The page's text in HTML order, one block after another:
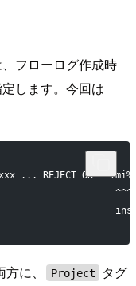
フローログ作成時
します。今回は
... REJECT OK -
に、 Project
タグ